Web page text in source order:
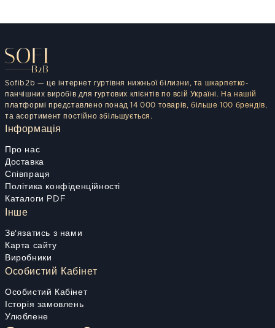
Sofib2b — це інтернет гуртівня нижньої білизни, та шкарпетко-
панчішних виробів для гуртових клієнтів по всій Україні. На нашій
платформі представлено понад 14 000 товарів, більше 100 брендів,
та асортимент постійно збільшується.
Інформація
Про нас
Доставка
Співпраця
Політика конфіденційності
Каталоги PDF
Інше
Зв'язатись з нами
Карта сайту
Виробники
Особистий Кабінет
Особистий Кабінет
Історія замовлень
Улюблене